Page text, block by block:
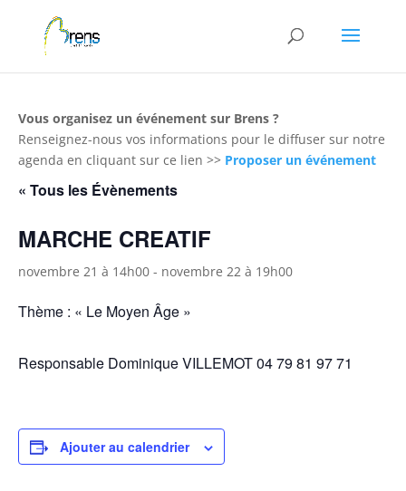
Vous organisez un événement sur Brens ?
Renseignez-nous vos informations pour le diffuser sur notre
agenda en cliquant sur ce lien >> Proposer un événement
« Tous les Évènements
MARCHE CREATIF
novembre 21 à 14h00 - novembre 22 à 19h00
Thème : « Le Moyen Âge »
Responsable Dominique VILLEMOT 04 79 81 97 71
Ajouter au calendrier